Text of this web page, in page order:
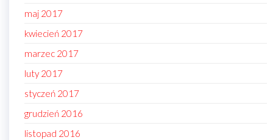
maj 2017
kwiecień 2017
marzec 2017
luty 2017
styczeń 2017
grudzień 2016
listopad 2016